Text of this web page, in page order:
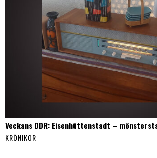
Veckans DDR: Eisenhüttenstadt –
KRÖNIKOR